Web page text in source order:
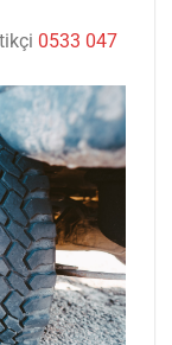
0533 047